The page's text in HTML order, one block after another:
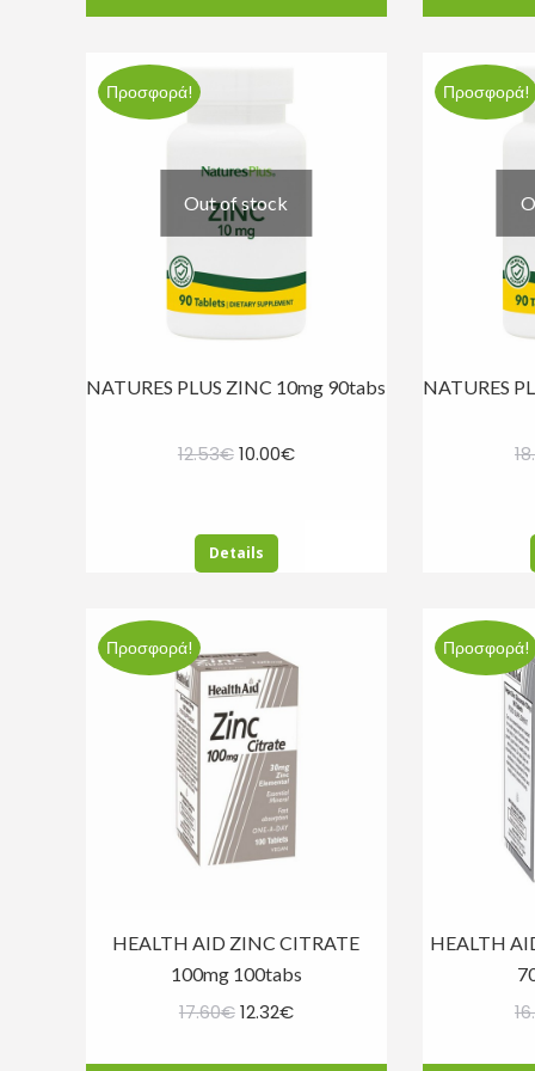
Προσφορά!
Out of stock
NATURES PLUS ZINC 10mg 90tabs
12.53€Original
12.53€.
10.00€Η
Details
Προσφορά!
NATURES
Προσφορά!
HEALTH AID ZINC CITRATE
100mg 100tabs
17.60€Original
12.32€Η
Προσφορά!
HEALTH